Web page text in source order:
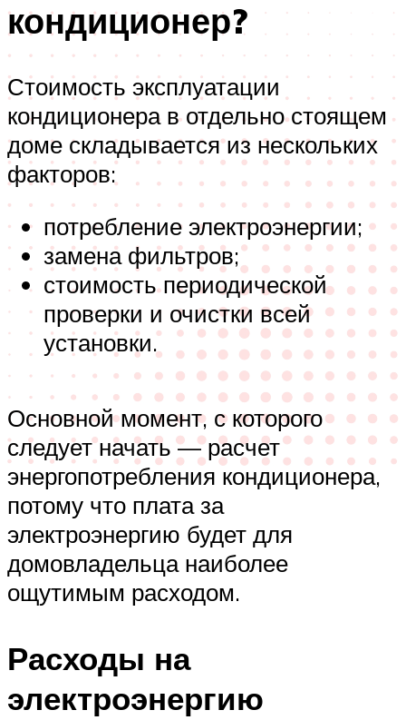
кондиционер?
Стоимость эксплуатации
кондиционера в отдельно стоящем
доме складывается из нескольких
факторов:
потребление электроэнергии;
замена фильтров;
стоимость периодической
проверки и очистки всей
установки.
Основной момент, с которого
следует начать — расчет
энергопотребления кондиционера,
потому что плата за
электроэнергию будет для
домовладельца наиболее
ощутимым расходом.
Расходы на
электроэнергию